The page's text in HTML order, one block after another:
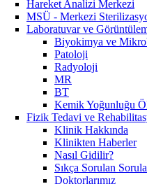
Hareket Analizi Merkezi
MSÜ - Merkezi
Laboratuvar ve
Biyokimya ve
Patoloji
Radyoloji
MR
BT
Kemik Yoğunluğu
Fizik Tedavi ve
Klinik Hakkında
Klinikten Haberler
Nasıl Gidilir?
Sıkça Sorulan
Doktorlarımız